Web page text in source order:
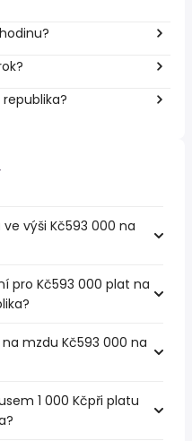
výši Kč593 000 na
pro Kč593 000 plat na
mzdu Kč593 000 na
1 000 Kčpři platu